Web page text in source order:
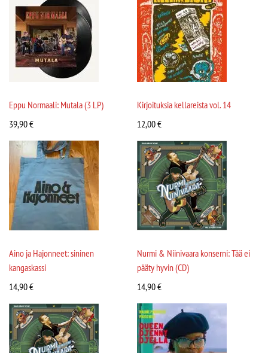
Eppu Normaali: Mutala (3 LP)
39,90€
Kirjoituksia kellareista vol. 14
12,00€
Aino ja Hajonneet: sininen
kangaskassi
14,90€
Nurmi & Niinivaara konserni: Tää ei
pääty hyvin (CD)
14,90€